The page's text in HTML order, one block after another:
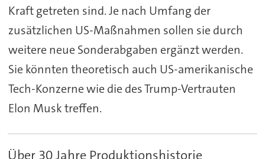
Kraft getreten sind. Je nach Umfang der
zusätzlichen US-Maßnahmen sollen sie durch
weitere neue Sonderabgaben ergänzt werden.
Sie könnten theoretisch auch US-amerikanische
Tech-Konzerne wie die des Trump-Vertrauten
Elon Musk treffen.
Über 30 Jahre Produktionshistorie